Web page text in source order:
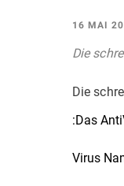
16 MAI
Die
Die
:Das
Virus